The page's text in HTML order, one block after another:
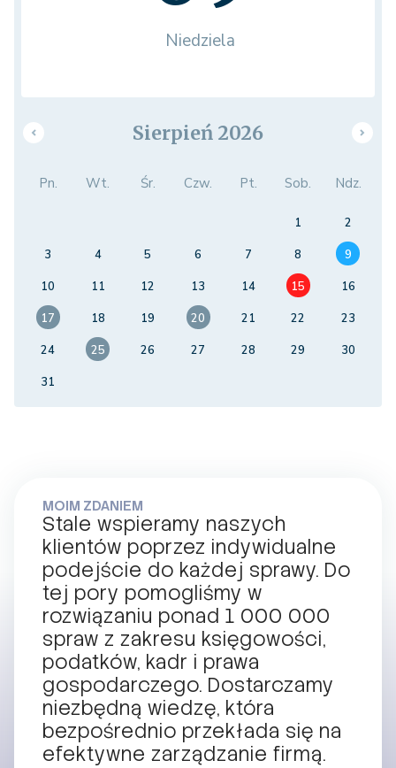
Niedziela
Sierpień 2026
Pn. Wt. Śr. Czw. Pt. Sob. Ndz.
1
2
3
4 5 6 7 8
9
10
11 12 13 14 15
16
17
18 19 20 21 22
23
24
25 26 27 28 29
30
31
MOIM ZDANIEM
Stale wspieramy naszych
klientów poprzez indywidualne
podejście do każdej sprawy. Do
tej pory pomogliśmy w
rozwiązaniu ponad 1 000 000
spraw z zakresu księgowości,
podatków, kadr i prawa
gospodarczego. Dostarczamy
niezbędną wiedzę, która
bezpośrednio przekłada się na
efektywne zarządzanie firmą.